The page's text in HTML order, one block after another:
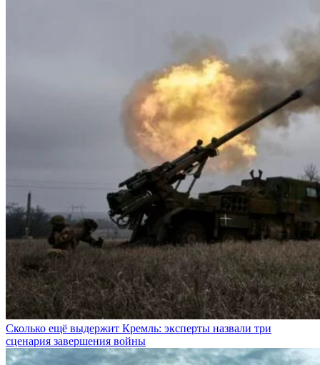
Сколько ещё выдержит Кремль: эксперты назвали три
сценария завершения войны